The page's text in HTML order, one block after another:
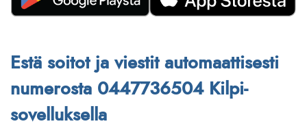
Estä soitot ja viestit automaattisesti
numerosta 0447736504 Kilpi-
sovelluksella